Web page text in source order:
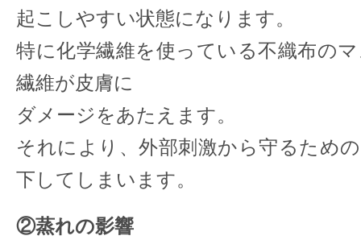
起こしやすい状態になります。
特に化学繊維を使っている不織布の
繊維が皮膚に
ダメージをあたえます。
それにより、外部刺激から守るため
下してしまいます。
②蒸れの影響